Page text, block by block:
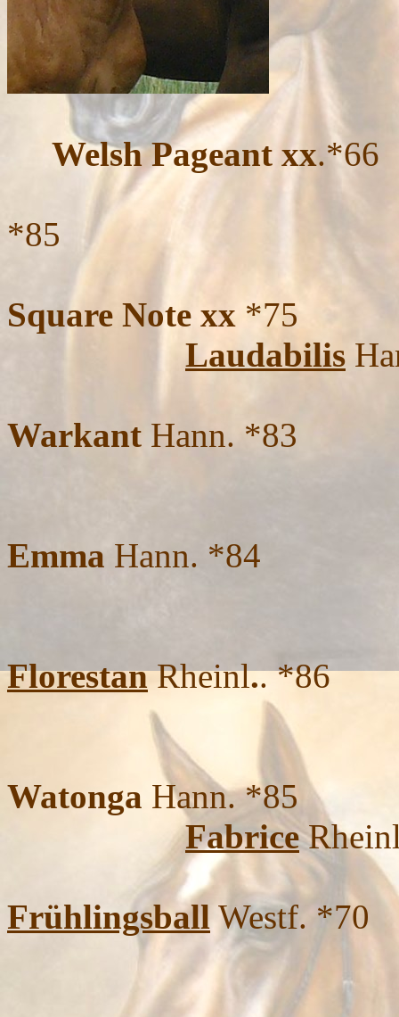
Welsh Pageant xx.*66
Lauries
*85
Square Note xx *75
Laudabilis
Warkant Hann. *83
Emma Hann. *84
Florestan Rheinl.. *86
Watonga Hann. *85
Fabrice
FrühlingsballWestf. *70